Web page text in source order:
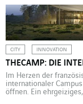
Die „Uberisierung“
eigene Digitalisierung
Modernisierung ihrer
CITY INNOVATION
THECAMP: DIE
Im Herzen der
internationaler
öffnen. Ein